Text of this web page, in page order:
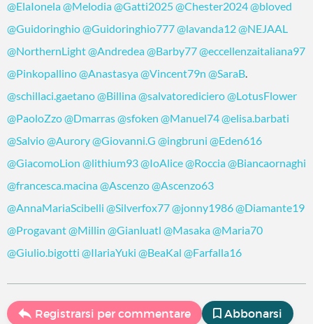
@ElaIonela@Melodia@Gatti2025@Chester2024@bloved
@Guidoringhio@Guidoringhio777@lavanda12@NEJAAL
@NorthernLight@Andredea@Barby77@eccellenzaitaliana97
@Pinkopallino@Anastasya@Vincent79n @SaraB.
@schillaci.gaetano@Billina@salvatorediciero@LotusFlower
@PaoloZzo@Dmarras@sfoken @Manuel74@elisa.barbati
@Salvio@Aurory@Giovanni.G @ingbruni @Eden616
@GiacomoLion @lithium93@IoAlice@Roccia@Biancaornaghi
@francesca.macina@Ascenzo@Ascenzo63
@AnnaMariaScibelli @Silverfox77@jonny1986@Diamante19
@Progavant@Millin @Gianluatl @Masaka@Maria70
@Giulio.bigotti @IlariaYuki @BeaKal @Farfalla16
Registrarsi per commentare Abbonarsi